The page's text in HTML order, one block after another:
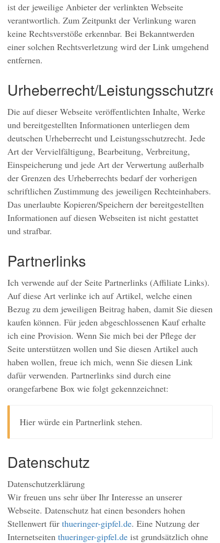
ist der jeweilige Anbieter der verlinkten Webseite
verantwortlich. Zum Zeitpunkt der Verlinkung waren
keine Rechtsverstöße erkennbar. Bei Bekanntwerden
einer solchen Rechtsverletzung wird der Link umgehend
entfernen.
Urheberrecht/
Die auf dieser Webseite veröffentlichten Inhalte, Werke
und bereitgestellten Informationen unterliegen dem
deutschen Urheberrecht und Leistungsschutzrecht. Jede
Art der Vervielfältigung, Bearbeitung, Verbreitung,
Einspeicherung und jede Art der Verwertung außerhalb
der Grenzen des Urheberrechts bedarf der vorherigen
schriftlichen Zustimmung des jeweiligen Rechteinhabers.
Das unerlaubte Kopieren/Speichern der bereitgestellten
Informationen auf diesen Webseiten ist nicht gestattet
und strafbar.
Partnerlinks
Ich verwende auf der Seite Partnerlinks (Affiliate Links).
Auf diese Art verlinke ich auf Artikel, welche einen
Bezug zu dem jeweiligen Beitrag haben, damit Sie diesen
kaufen können. Für jeden abgeschlossenen Kauf erhalte
ich eine Provision. Wenn Sie mich bei der Pflege der
Seite unterstützen wollen und Sie diesen Artikel auch
haben wollen, freue ich mich, wenn Sie diesen Link
dafür verwenden. Partnerlinks sind durch eine
orangefarbene Box wie folgt gekennzeichnet:
Hier würde ein Partnerlink stehen.
Datenschutz
Datenschutzerklärung
Wir freuen uns sehr über Ihr Interesse an unserer
Webseite. Datenschutz hat einen besonders hohen
Stellenwert für thueringer-gipfel.de. Eine Nutzung der
Internetseiten thueringer-gipfel.de ist grundsätzlich ohne